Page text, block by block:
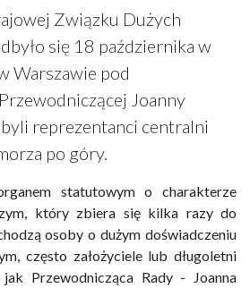
Związku Dużych
się 18 października w
Warszawie pod
Joanny
reprezentanci centralni
po góry.
statutowym o charakterze
który zbiera się kilka razy do
osoby o dużym doświadczeniu
często założyciele lub długoletni
Przewodnicząca Rady - Joanna